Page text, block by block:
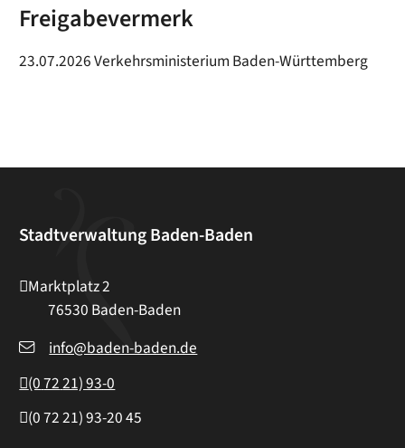
Freigabevermerk
23.07.2026 Verkehrsministerium Baden-Württemberg
Stadtverwaltung Baden-Baden
Marktplatz 2
76530 Baden-Baden
info@baden-baden.de
(07221) 93-0
(07221) 93-2045